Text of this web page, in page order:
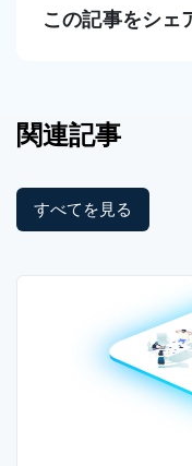
この記事をシェ
関連記事
すべてを見る